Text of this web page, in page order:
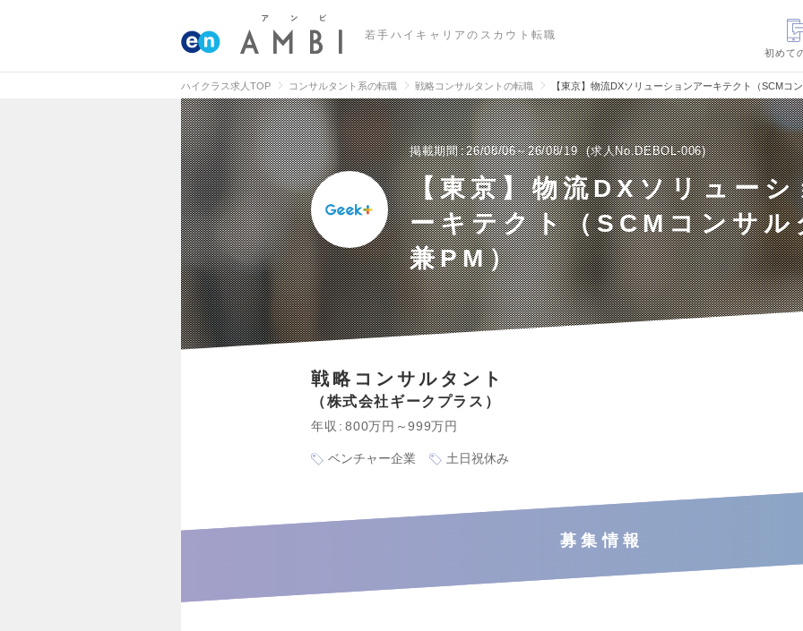
若手ハイキャリアのスカウト転職
初めて
ハイクラス求人TOP コンサルタント系の転職 戦略コンサルタントの転職 【東京】物流DXソリューションアーキテクト（SCMコ
掲載期間 26/08/06～26/08/19 求人No.DEBOL-006
【東京】物流DXソリュー
ーキテクト（SCMコンサル
兼PM）
戦略コンサルタント
株式会社ギークプラス
年収 800万円～999万円
ベンチャー企業 土日祝休み
募集情報